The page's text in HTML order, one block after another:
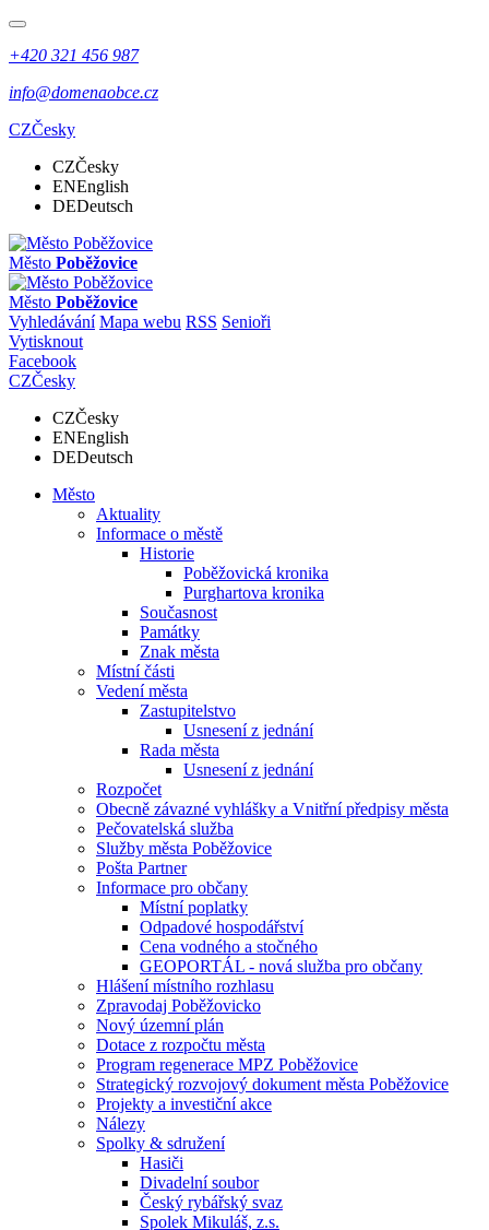
+420 321 456 987
info@domenaobce.cz
CZČesky
CZČesky
ENEnglish
DEDeutsch
Město Poběžovice
Město Poběžovice
Vyhledávání Mapa webu RSS Senioři
Vytisknout
Facebook
CZČesky
CZČesky
ENEnglish
DEDeutsch
Město
Aktuality
Informace o městě
Historie
Poběžovická kronika
Purghartova kronika
Současnost
Památky
Znak města
Místní části
Vedení města
Zastupitelstvo
Usnesení z jednání
Rada města
Usnesení z jednání
Rozpočet
Obecně závazné vyhlášky a Vnitřní předpisy města
Pečovatelská služba
Služby města Poběžovice
Pošta Partner
Informace pro občany
Místní poplatky
Odpadové hospodářství
Cena vodného a stočného
GEOPORTÁL - nová služba pro občany
Hlášení místního rozhlasu
Zpravodaj Poběžovicko
Nový územní plán
Dotace z rozpočtu města
Program regenerace MPZ Poběžovice
Strategický rozvojový dokument města Poběžovice
Projekty a investiční akce
Nálezy
Spolky & sdružení
Hasiči
Divadelní soubor
Český rybářský svaz
Spolek Mikuláš, z.s.